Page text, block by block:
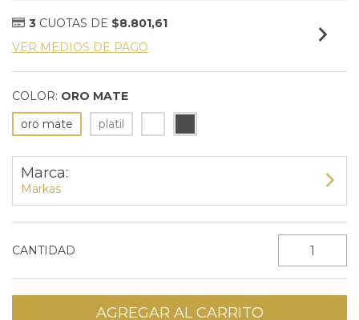
3 CUOTAS DE $8.801,61
VER MEDIOS DE PAGO
COLOR: ORO MATE
oro mate
platil
Marca:
Markas
CANTIDAD